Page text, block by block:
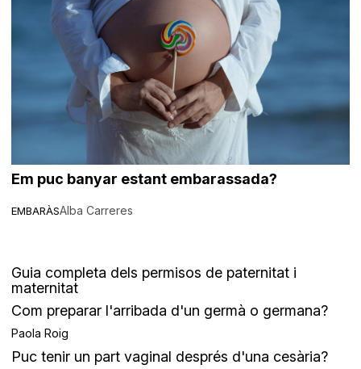
EMBARÀS
Em puc banyar estant embarassada?
Alba Carreres
Guia completa dels permisos de paternitat i
maternitat
Com preparar l'arribada d'un germà o germana?
Paola Roig
Puc tenir un part vaginal després d'una cesària?